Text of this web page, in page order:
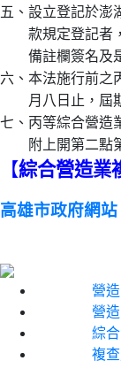
五、設立登記於澎
款規定登記者，
備註欄簽名及是
六、本法施行前之
月八日止，屆期
七、丙等綜合營造
附上開第二點第
【綜合營造業
高雄市政府網站
營造業印
營造業印
綜合營造
複查財